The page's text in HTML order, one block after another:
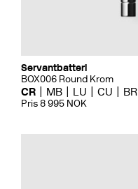
Servantbatteri
BOX006 Round Krom
CR MB LU CU BR
Pris 8 995 NOK